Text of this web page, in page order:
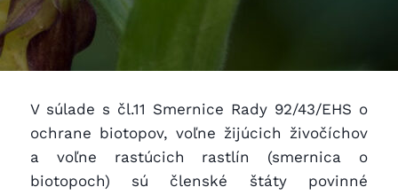
V súlade s čl.11 Smernice Rady 92/43/EHS o
ochrane biotopov, voľne žijúcich živočíchov
a voľne rastúcich rastlín (smernica o
biotopoch) sú členské štáty povinné